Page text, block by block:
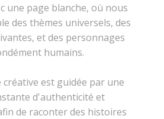
une page blanche, où nous
des thèmes universels, des
et des personnages
humains.
créative est guidée par une
d'authenticité et
de raconter des histoires